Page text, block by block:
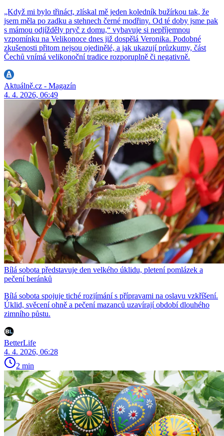
„Když mi bylo třináct, zlískal mě jeden koledník bužírkou tak, že
jsem měla po zadku a stehnech černé modřiny. Od té doby jsme pak
s mámou odjížděly pryč z domu,“ vybavuje si nepříjemnou
vzpomínku na Velikonoce dnes již dospělá Veronika. Podobné
zkušenosti přitom nejsou ojedinělé, a jak ukazují průzkumy, část
Čechů vnímá velikonoční tradice rozporuplně či negativně.
Aktuálně.cz - Magazín
4. 4. 2026, 06:49
Bílá sobota představuje den velkého úklidu, pletení pomlázek a
pečení beránků
Bílá sobota spojuje tiché rozjímání s přípravami na oslavu vzkříšení.
Úklid, svěcení ohně a pečení mazanců uzavírají období dlouhého
zimního půstu.
BetterLife
4. 4. 2026, 06:28
2 min